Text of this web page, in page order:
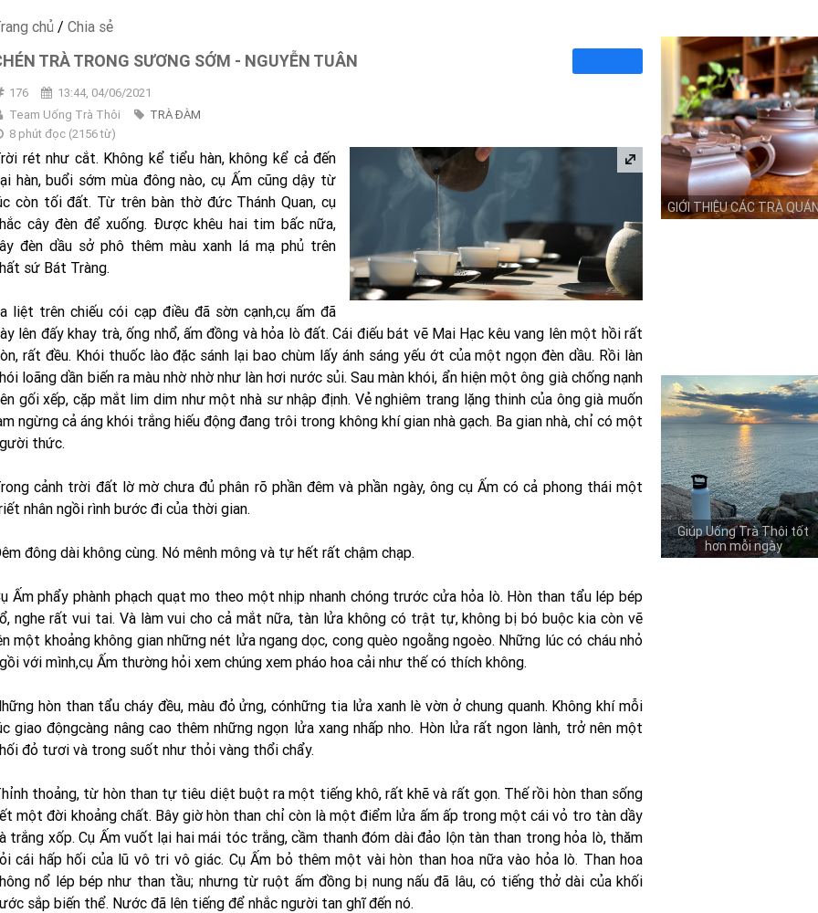
chủ / Chia sẻ
TRÀ TRONG SƯƠNG SỚM - NGUYỄN TUÂN
176
13:44, 04/06/2021
Team Uống Trà Thôi
TRÀ ĐÀM
8 phút đọc(2156từ)
rét như cắt. Không kể tiểu hàn, không kể cả đến
hàn, buổi sớm mùa đông nào, cụ Ấm cũng dậy từ
còn tối đất. Từ trên bàn thờ đức Thánh Quan, cụ
cây đèn để xuống. Ðược khêu hai tim bấc nữa,
đèn dầu sở phô thêm màu xanh lá mạ phủ trên
sứ Bát Tràng.
liệt trên chiếu cói cạp điều đã sờn cạnh,cụ ấm đã
lên đấy khay trà, ống nhổ, ấm đồng và hỏa lò đất. Cái điếu bát vẽ Mai Hạc kêu vang lên một hồi rất
rất đều. Khói thuốc lào đặc sánh lại bao chùm lấy ánh sáng yếu ớt của một ngọn đèn dầu. Rồi làn
loãng dần biến ra màu nhờ nhờ như làn hơi nước sủi. Sau màn khói, ẩn hiện một ông già chống nạnh
gối xếp, cặp mắt lim dim như một nhà sư nhập định. Vẻ nghiêm trang lặng thinh của ông già muốn
ngừng cả áng khói trắng hiếu động đang trôi trong không khí gian nhà gạch. Ba gian nhà, chỉ có một
thức.
cảnh trời đất lờ mờ chưa đủ phân rõ phần đêm và phần ngày, ông cụ Ấm có cả phong thái một
nhân ngồi rình bước đi của thời gian.
đông dài không cùng. Nó mênh mông và tự hết rất chậm chạp.
Ấm phẩy phành phạch quạt mo theo một nhịp nhanh chóng trước cửa hỏa lò. Hòn than tẩu lép bép
nghe rất vui tai. Và làm vui cho cả mắt nữa, tàn lửa không có trật tự, không bị bó buộc kia còn vẽ
một khoảng không gian những nét lửa ngang dọc, cong quèo ngoằng ngoèo. Những lúc có cháu nhỏ
với mình,cụ Ấm thường hỏi xem chúng xem pháo hoa cải như thế có thích không.
hòn than tẩu cháy đều, màu đỏ ửng, cónhững tia lửa xanh lè vờn ở chung quanh. Không khí mỗi
giao độngcàng nâng cao thêm những ngọn lửa xang nhấp nho. Hòn lửa rất ngon lành, trở nên một
đỏ tươi và trong suốt như thỏi vàng thổi chẩy.
thoảng, từ hòn than tự tiêu diệt buột ra một tiếng khô, rất khẽ và rất gọn. Thế rồi hòn than sống
một đời khoảng chất. Bây giờ hòn than chỉ còn là một điểm lửa ấm ấp trong một cái vỏ tro tàn dầy
trắng xốp. Cụ Ấm vuốt lại hai mái tóc trắng, cầm thanh đóm dài đảo lộn tàn than trong hỏa lò, thăm
cái hấp hối của lũ vô tri vô giác. Cụ Ấm bỏ thêm một vài hòn than hoa nữa vào hỏa lò. Than hoa
nổ lép bép như than tầu; nhưng từ ruột ấm đồng bị nung nấu đã lâu, có tiếng thở dài của khối
sắp biến thể. Nước đã lên tiếng để nhắc người tan ghĩ đến nó.
GIỚI THIỆU CÁC TRÀ
Giúp Uống Trà Thôi tốt
hơn mỗi ngày